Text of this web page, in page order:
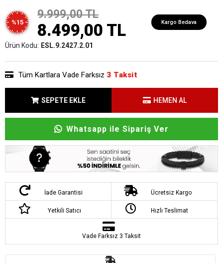
%15
9.999,00 TL
8.499,00 TL Kargo Bedava
Ürün Kodu: ESL.9.2427.2.01
Tüm Kartlara Vade Farksız 3 Taksit
SEPETE EKLE HEMEN AL
Whatsapp ile Sipariş Ver
İade Garantisi Ücretsiz Kargo
Yetkili Satıcı Hızlı Teslimat
Vade Farksız 3 Taksit